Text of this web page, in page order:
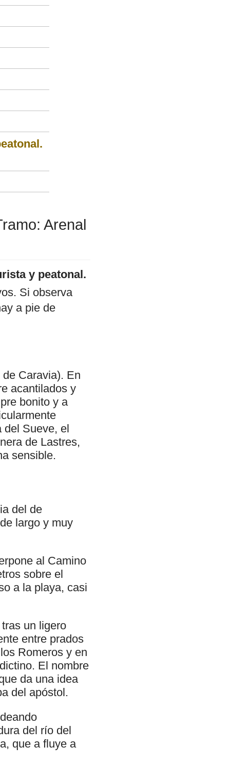
Arenal
y peatonal.
Si observa
a pie de
Caravia). En
acantilados y
bonito y a
del Sueve, el
de Lastres,
sensible.
del de
largo y muy
al Camino
sobre el
a la playa, casi
un ligero
entre prados
Romeros y en
El nombre
da una idea
del apóstol.
del río del
que a fluye a